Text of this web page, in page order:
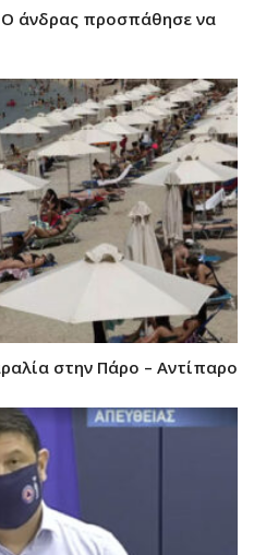
άνδρας προσπάθησε να
στην Πάρο – Αντίπαρο